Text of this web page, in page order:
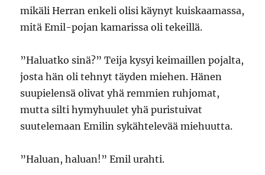
mikäli Herran enkeli olisi käynyt kuiskaamassa,
mitä Emil-pojan kamarissa oli tekeillä.
”Haluatko sinä?” Teija kysyi keimaillen pojalta,
josta hän oli tehnyt täyden miehen. Hänen
suupielensä olivat yhä remmien ruhjomat,
mutta silti hymyhuulet yhä puristuivat
suutelemaan Emilin sykähtelevää miehuutta.
”Haluan, haluan!” Emil urahti.